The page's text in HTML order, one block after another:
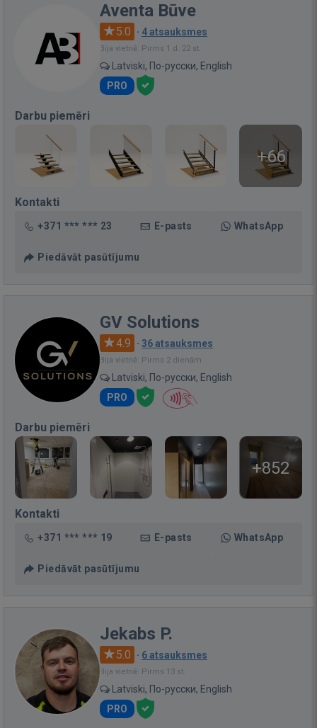
Aventa Būve
5.0 · 4 atsauksmes
Bija vietnē: Pirms 1 d. 22 st.
Latviski, По-русски, English
PRO
Darbu piemēri
+66
Kontakti
+371 *** *** 23 E-pasts WhatsApp
Piedāvāt pasūtījumu
GV Solutions
4.9 · 36 atsauksmes
Bija vietnē: Pirms 2 dienām
Latviski, По-русски, English
PRO
Darbu piemēri
+852
Kontakti
+371 *** *** 19 E-pasts WhatsApp
Piedāvāt pasūtījumu
Jekabs P.
5.0 · 6 atsauksmes
Bija vietnē: Pirms 13 st.
Latviski, По-русски, English
PRO